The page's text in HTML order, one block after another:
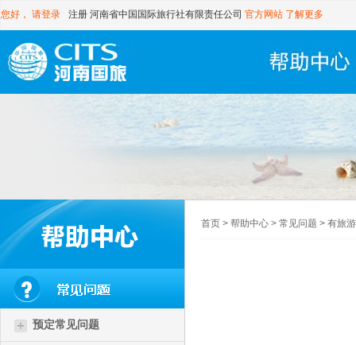
您好， 请登录 注册 河南省中国国际旅行社有限责任公司 官方网站 了解更多
预定常见问题
首页 > 帮助中心 > 常见问题 > 有旅